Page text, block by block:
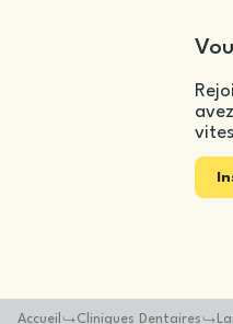
Accueil Cliniques Dentaires